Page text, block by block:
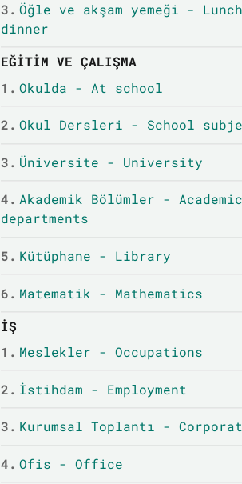
3. Öğle ve akşam yemeği -
dinner
EĞITIM VE ÇALIŞMA
1. Okulda - At school
2. Okul Dersleri - School
3. Üniversite - University
4. Akademik Bölümler - Academic
departments
5. Kütüphane - Library
6. Matematik - Mathematics
İŞ
1. Meslekler - Occupations
2. İstihdam - Employment
3. Kurumsal Toplantı -
4. Ofis - Office